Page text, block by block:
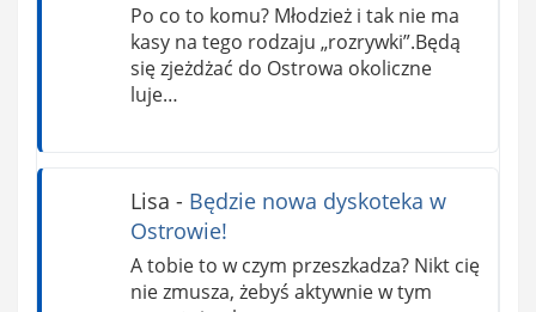
Po co to komu? Młodzież i tak nie ma
kasy na tego rodzaju „rozrywki”.Będą
się zjeżdżać do Ostrowa okoliczne
luje…
Lisa - Będzie nowa dyskoteka w
Ostrowie!
A tobie to w czym przeszkadza? Nikt cię
nie zmusza, żebyś aktywnie w tym